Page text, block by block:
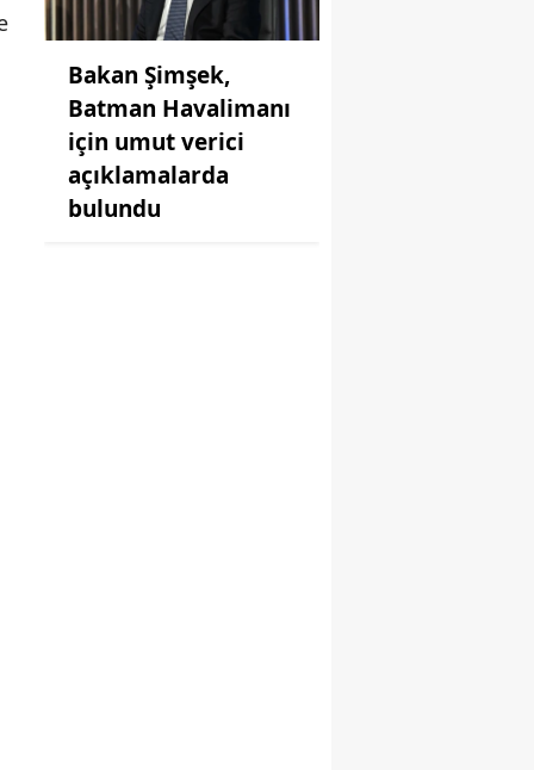
Bakan Şimşek,
Batman Havalimanı
için umut verici
açıklamalarda
bulundu